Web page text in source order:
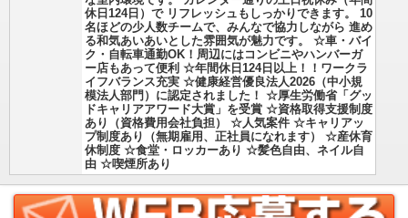
休日124日）で リフレッシュもしっかりできます。 10
名ほどの少人数チームで、みんなで協力しながら 進め
る和気あいあいとした雰囲気が魅力です。 ☆車・バイ
ク・自転車通勤OK！周辺にはコンビニやハンバーガ
ー店もあって便利 ☆年間休日124日以上！！ワークラ
イフバランス充実 ☆健康経営優良法人2026（中小規
模法人部門）に認定されました！ ☆厚生労働省「グッ
ドキャリアアワード大賞」を受賞 ☆資格取得支援制度
あり（資格費用会社負担） ☆人気案件 ☆キャリアッ
プ制度あり（無期雇用、正社員になれます） ☆産休育
休制度 ☆食堂・ロッカーあり ☆髪色自由、ネイル自
由 ☆喫煙所あり